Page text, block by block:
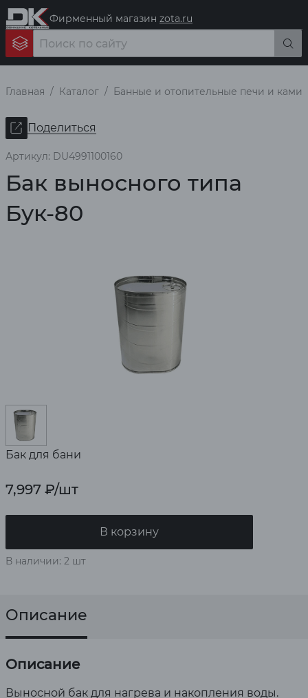
Фирменный магазин zota.ru
Главная Каталог Банные и отопительные печи и
Поделиться
Артикул: DU4991100160
Бак выносного типа
Бук-80
Бак для бани
7,997 ₽/шт
В корзину
В наличии: 2 шт
Описание
Описание
Выносной бак для нагрева и накопления воды.